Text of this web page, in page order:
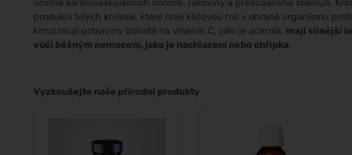
včetně kardiovaskulárních chorob, rakoviny a předčasného stárnutí.
produkci bílých krvinek, které hrají klíčovou roli v obraně organismu
konzumují potraviny bohaté na vitamín C, jako je acerola, mají silnější
vůči běžným nemocem, jako je nachlazení nebo chřipka.
Vyzkoušejte naše přírodní produkty